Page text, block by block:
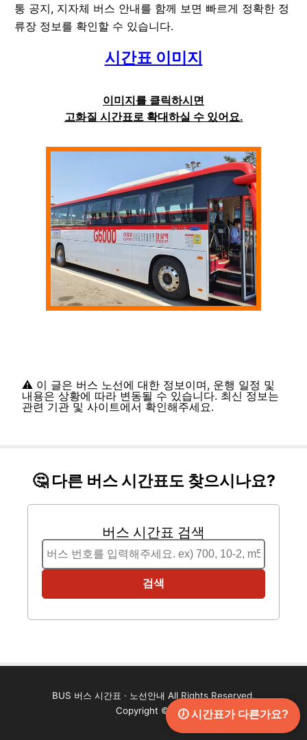
🕖 시간표가 다른가요?
통 공지, 지자체 버스 안내를 함께 보면 빠르게 정확한 정
류장 정보를 확인할 수 있습니다.
시간표 이미지
이미지를 클릭하시면
고화질 시간표로 확대하실 수 있어요.
⚠️ 이 글은 버스 노선에 대한 정보이며, 운행 일정 및
내용은 상황에 따라 변동될 수 있습니다. 최신 정보는
관련 기관 및 사이트에서 확인해주세요.
🤔 다른 버스 시간표도 찾으시나요?
버스 시간표 검색
검색
BUS 버스 시간표 · 노선안내 All Rights Reserved.
Copyright ©2024